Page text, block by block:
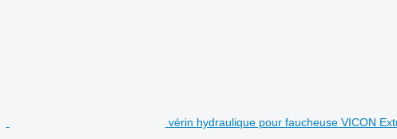
vérin hydraulique pour faucheuse VICON